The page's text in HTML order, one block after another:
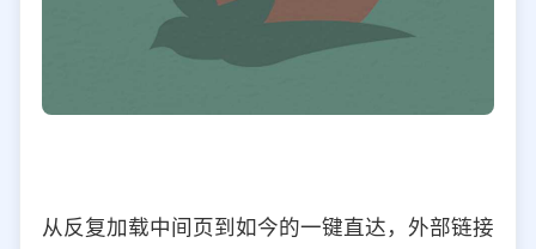
从反复加载中间页到如今的一键直达，外部链接